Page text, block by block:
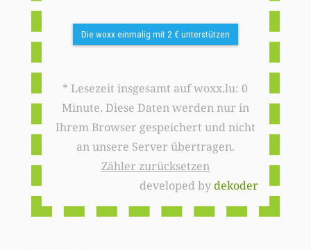
Die woxx einmalig mit 2 € unterstützen
* Lesezeit insgesamt auf woxx.lu: 0
Minute. Diese Daten werden nur in
Ihrem Browser gespeichert und nicht
an unsere Server übertragen.
Zähler zurücksetzen
developed bydekoder